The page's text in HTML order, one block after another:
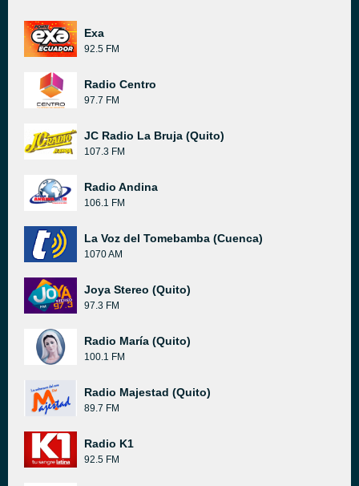
Exa
92.5 FM
Radio Centro
97.7 FM
JC Radio La Bruja (Quito)
107.3 FM
Radio Andina
106.1 FM
La Voz del Tomebamba (Cuenca)
1070 AM
Joya Stereo (Quito)
97.3 FM
Radio María (Quito)
100.1 FM
Radio Majestad (Quito)
89.7 FM
Radio K1
92.5 FM